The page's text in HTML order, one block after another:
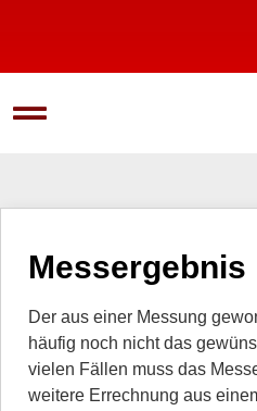
Messergebnis
Der aus einer Messung
häufig noch nicht das
vielen Fällen muss das
weitere Errechnung aus